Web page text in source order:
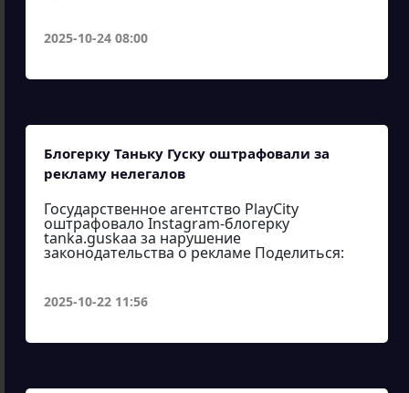
2025-10-24 08:00
Блогерку Таньку Гуску оштрафовали за
рекламу нелегалов
Государственное агентство PlayCity
оштрафовало Instagram-блогерку
tanka.guskaa за нарушение
законодательства о рекламе Поделиться:
2025-10-22 11:56